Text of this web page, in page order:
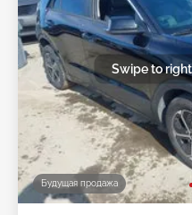
Будущая продажа
Swipe to